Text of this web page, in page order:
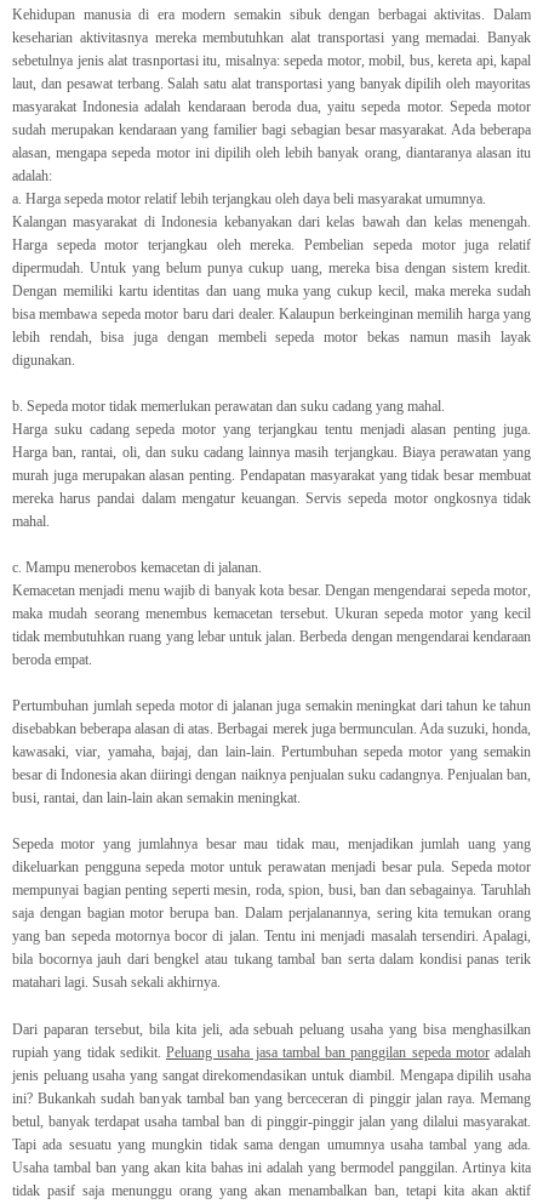
Kehidupan manusia di era modern semakin sibuk dengan berbagai aktivitas. Dalam
keseharian aktivitasnya mereka membutuhkan alat transportasi yang memadai. Banyak
sebetulnya jenis alat trasnportasi itu, misalnya: sepeda motor, mobil, bus, kereta api, kapal
laut, dan pesawat terbang. Salah satu alat transportasi yang banyak dipilih oleh mayoritas
masyarakat Indonesia adalah kendaraan beroda dua, yaitu sepeda motor. Sepeda motor
sudah merupakan kendaraan yang familier bagi sebagian besar masyarakat. Ada beberapa
alasan, mengapa sepeda motor ini dipilih oleh lebih banyak orang, diantaranya alasan itu
adalah:
a. Harga sepeda motor relatif lebih terjangkau oleh daya beli masyarakat umumnya.
Kalangan masyarakat di Indonesia kebanyakan dari kelas bawah dan kelas menengah.
Harga sepeda motor terjangkau oleh mereka. Pembelian sepeda motor juga relatif
dipermudah. Untuk yang belum punya cukup uang, mereka bisa dengan sistem kredit.
Dengan memiliki kartu identitas dan uang muka yang cukup kecil, maka mereka sudah
bisa membawa sepeda motor baru dari dealer. Kalaupun berkeinginan memilih harga yang
lebih rendah, bisa juga dengan membeli sepeda motor bekas namun masih layak
digunakan.
b. Sepeda motor tidak memerlukan perawatan dan suku cadang yang mahal.
Harga suku cadang sepeda motor yang terjangkau tentu menjadi alasan penting juga.
Harga ban, rantai, oli, dan suku cadang lainnya masih terjangkau. Biaya perawatan yang
murah juga merupakan alasan penting. Pendapatan masyarakat yang tidak besar membuat
mereka harus pandai dalam mengatur keuangan. Servis sepeda motor ongkosnya tidak
mahal.
c. Mampu menerobos kemacetan di jalanan.
Kemacetan menjadi menu wajib di banyak kota besar. Dengan mengendarai sepeda motor,
maka mudah seorang menembus kemacetan tersebut. Ukuran sepeda motor yang kecil
tidak membutuhkan ruang yang lebar untuk jalan. Berbeda dengan mengendarai kendaraan
beroda empat.
Pertumbuhan jumlah sepeda motor di jalanan juga semakin meningkat dari tahun ke tahun
disebabkan beberapa alasan di atas. Berbagai merek juga bermunculan. Ada suzuki, honda,
kawasaki, viar, yamaha, bajaj, dan lain-lain. Pertumbuhan sepeda motor yang semakin
besar di Indonesia akan diiringi dengan naiknya penjualan suku cadangnya. Penjualan ban,
busi, rantai, dan lain-lain akan semakin meningkat.
Sepeda motor yang jumlahnya besar mau tidak mau, menjadikan jumlah uang yang
dikeluarkan pengguna sepeda motor untuk perawatan menjadi besar pula. Sepeda motor
mempunyai bagian penting seperti mesin, roda, spion, busi, ban dan sebagainya. Taruhlah
saja dengan bagian motor berupa ban. Dalam perjalanannya, sering kita temukan orang
yang ban sepeda motornya bocor di jalan. Tentu ini menjadi masalah tersendiri. Apalagi,
bila bocornya jauh dari bengkel atau tukang tambal ban serta dalam kondisi panas terik
matahari lagi. Susah sekali akhirnya.
Dari paparan tersebut, bila kita jeli, ada sebuah peluang usaha yang bisa menghasilkan
rupiah yang tidak sedikit. Peluang usaha jasa tambal ban panggilan sepeda motoradalah
jenis peluang usaha yang sangat direkomendasikan untuk diambil. Mengapa dipilih usaha
ini? Bukankah sudah banyak tambal ban yang berceceran di pinggir jalan raya. Memang
betul, banyak terdapat usaha tambal ban di pinggir-pinggir jalan yang dilalui masyarakat.
Tapi ada sesuatu yang mungkin tidak sama dengan umumnya usaha tambal yang ada.
Usaha tambal ban yang akan kita bahas ini adalah yang bermodel panggilan. Artinya kita
tidak pasif saja menunggu orang yang akan menambalkan ban, tetapi kita akan aktif